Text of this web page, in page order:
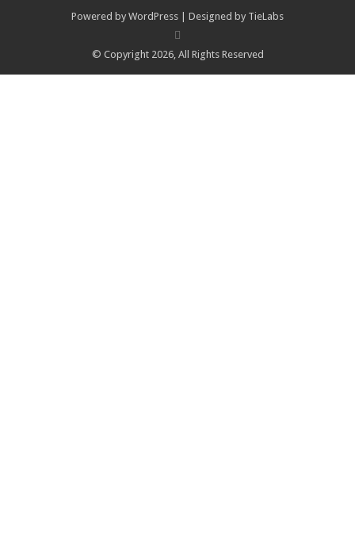
Powered by WordPress | Designed by TieLabs
© Copyright 2026, All Rights Reserved